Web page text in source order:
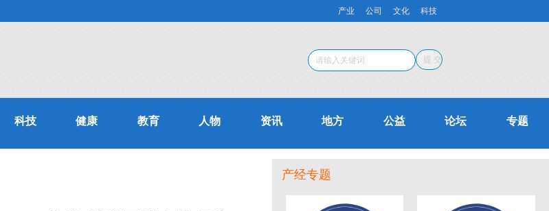
产业 公司 文化 科技
科技 健康 教育 人物 资讯 地方 公益 论坛 专题
产经专题